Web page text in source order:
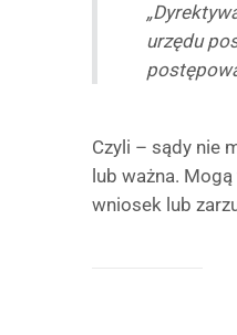
urzędu
Czyli – sądy nie
lub ważna.
wniosek lub